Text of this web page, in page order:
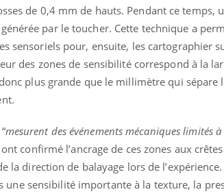
de 0,4 mm de hauts. Pendant ce temps,
par le toucher. Cette technique a
sensoriels pour, ensuite, les cartographier
des zones de sensibilité correspond à la
plus grande que le millimètre qui sépare
mesurent des événements mécaniques limités
confirmé l’ancrage de ces zones aux
la direction de balayage lors de
sensibilité importante à la texture, la